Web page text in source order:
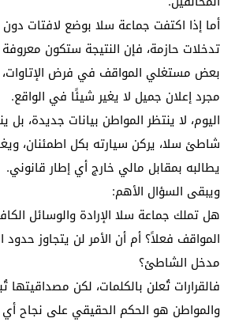
أما إذا اكتفت جماعة سلا بوضع لافتات دون
تدخلات حازمة، فإن النتيجة ستكون
بعض مستغلي المواقف في فرض الإتاوات،
مجرد إعلان جميل لا يغير شيئًا في الواقع.
اليوم، لا ينتظر المواطن بيانات جديدة،
شاطئ سلا، يركن سيارته بكل اطمئنان،
يطالبه بمقابل مالي خارج أي إطار قانوني.
ويبقى السؤال الأهم:
هل تملك جماعة سلا الإرادة والوسائل
المواقف فعلاً؟ أم أن الأمر لن يتجاوز حدود
مدخل الشاطئ؟
فالقرارات تُعلن بالكلمات، لكن مصداقيتها
والمواطن هو الحكم الحقيقي على نجاح أي